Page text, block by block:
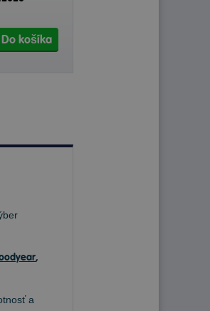
Do košíka
,
a